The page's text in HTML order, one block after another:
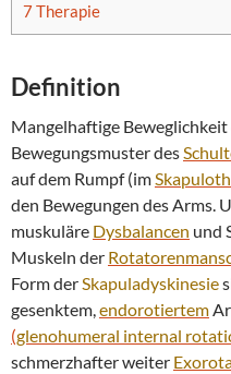
7Therapie
Definition
Mangelhaftige
Bewegungsmuster des
auf dem Rumpf (im
den Bewegungen des Arms.
muskuläre Dysbalancen und
Muskeln der
Form derSkapuladyskinesie
gesenktem,endorotiertem
(glenohumeral internal
schmerzhafter weiter